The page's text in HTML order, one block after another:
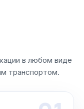
в любом виде
транспортом.